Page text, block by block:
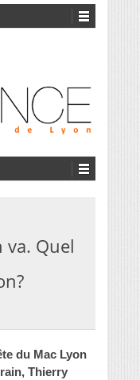
va. Quel
du Mac Lyon
Thierry